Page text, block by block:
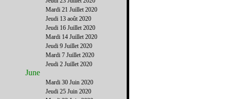
Mardi 21 Juillet 2020
Jeudi 13 août 2020
Jeudi 16 Juillet 2020
Mardi 14 Juillet 2020
Jeudi 9 Juillet 2020
Mardi 7 Juillet 2020
Jeudi 2 Juillet 2020
June
Mardi 30 Juin 2020
Jeudi 25 Juin 2020